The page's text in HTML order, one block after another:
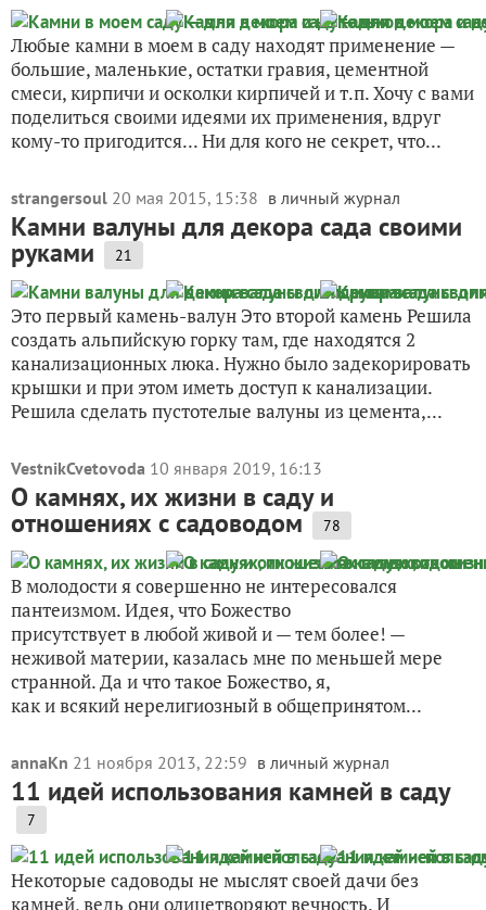
Любые камни в моем в саду находят применение —
большие, маленькие, остатки гравия, цементной
смеси, кирпичи и осколки кирпичей и т.п. Хочу с вами
поделиться своими идеями их применения, вдруг
кому-то пригодится... Ни для кого не секрет, что...
strangersoul 20 мая 2015, 15:38 в личный журнал
Камни валуны для декора сада своими
руками 21
Это первый камень-валун Это второй камень Решила
создать альпийскую горку там, где находятся 2
канализационных люка. Нужно было задекорировать
крышки и при этом иметь доступ к канализации.
Решила сделать пустотелые валуны из цемента,...
VestnikCvetovoda 10 января 2019, 16:13
О камнях, их жизни в саду и
отношениях с садоводом 78
В молодости я совершенно не интересовался
пантеизмом. Идея, что Божество
присутствует в любой живой и — тем более! —
неживой материи, казалась мне по меньшей мере
странной. Да и что такое Божество, я,
как и всякий нерелигиозный в общепринятом...
annaKn 21 ноября 2013, 22:59 в личный журнал
11 идей использования камней в саду
7
Некоторые садоводы не мыслят своей дачи без
камней, ведь они олицетворяют вечность. И